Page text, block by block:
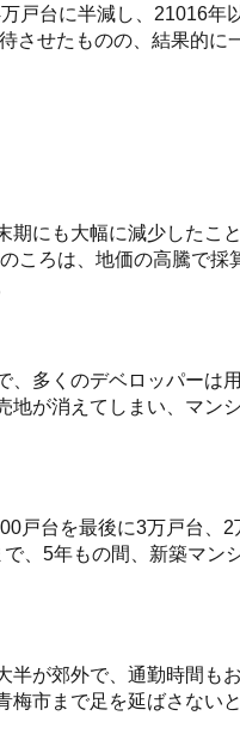
戸台に半減し、21016年
させたものの、結果的に
にも大幅に減少したこ
ころは、地価の高騰で採
、多くのデベロッパーは
地が消えてしまい、マン
戸台を最後に3万戸台、
、5年もの間、新築マン
半が郊外で、通勤時間も
市まで足を延ばさない